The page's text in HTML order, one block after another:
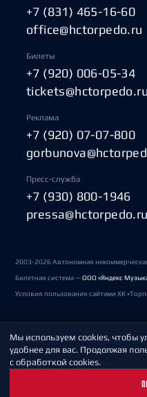
+7 (831) 465-16-60
office@hctorpedo.ru
Билеты
+7 (920) 006-05-34
tickets@hctorpedo.ru
Реклама
+7 (920) 07-07-800
Пресс-служба
+7 (930) 800-1946
pressa@hctorpedo.ru
2003-2026 Автономная
Билетная система —ООО «Яндекс
Условия пользования сайтами ХК
Политика обработки персональных
Пользовательское соглашение
Мы используем cookies, чтобы
удобнее для вас. Продолжая
с обработкой cookies.